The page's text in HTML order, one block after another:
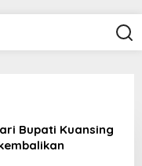
Bupati Kuansing